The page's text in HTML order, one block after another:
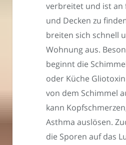
verbreitet und ist an
und Decken zu
breiten sich schnell
Wohnung aus.
beginnt die
oder Küche
von dem Schimmel
kann
Asthma auslösen.
die Sporen auf das